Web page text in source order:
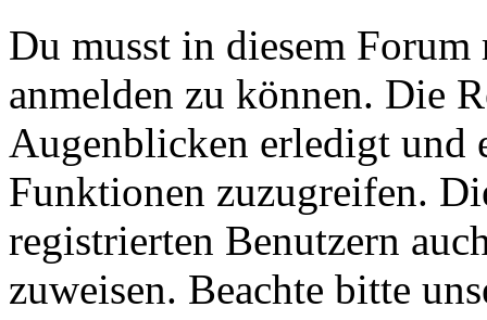
Du musst in diesem
anmelden zu können. Die
Augenblicken erledigt und
Funktionen zuzugreifen.
registrierten Benutzern
zuweisen. Beachte bitte